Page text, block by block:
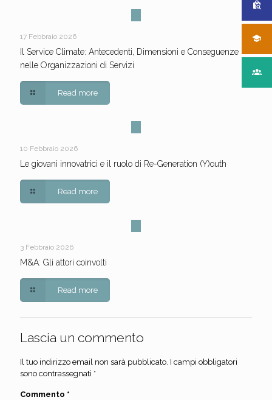
17 Febbraio 2026
Il Service Climate: Antecedenti, Dimensioni e Conseguenze
nelle Organizzazioni di Servizi
Read more
10 Febbraio 2026
Le giovani innovatrici e il ruolo di Re-Generation (Y)outh
Read more
3 Febbraio 2026
M&A: Gli attori coinvolti
Read more
Lascia un commento
Il tuo indirizzo email non sarà pubblicato. I campi obbligatori
sono contrassegnati *
Commento *